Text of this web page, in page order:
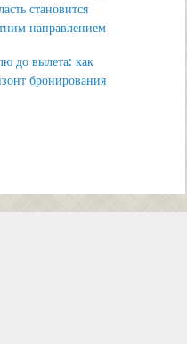
становится
направлением
до вылета: как
бронирования